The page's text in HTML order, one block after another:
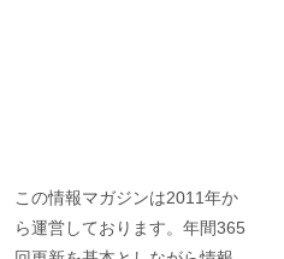
この情報マガジンは2011年か
ら運営しております。年間365